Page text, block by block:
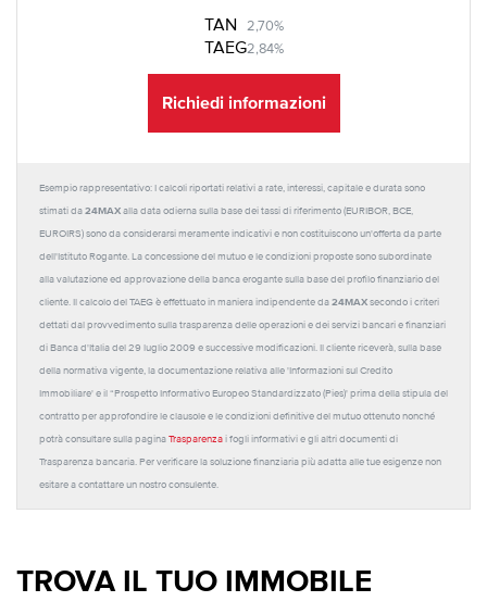
TAN 2,70%
TAEG2,84%
Richiedi informazioni
Esempio rappresentativo: I calcoli riportati relativi a rate, interessi, capitale e durata sono
stimati da 24MAX alla data odierna sulla base dei tassi di riferimento (EURIBOR, BCE,
EUROIRS) sono da considerarsi meramente indicativi e non costituiscono un'offerta da parte
dell'Istituto Rogante. La concessione del mutuo e le condizioni proposte sono subordinate
alla valutazione ed approvazione della banca erogante sulla base del profilo finanziario del
cliente. Il calcolo del TAEG è effettuato in maniera indipendente da 24MAX secondo i criteri
dettati dal provvedimento sulla trasparenza delle operazioni e dei servizi bancari e finanziari
di Banca d'Italia del 29 luglio 2009 e successive modificazioni. Il cliente riceverà, sulla base
della normativa vigente, la documentazione relativa alle 'Informazioni sul Credito
Immobiliare' e il “Prospetto Informativo Europeo Standardizzato (Pies)' prima della stipula del
contratto per approfondire le clausole e le condizioni definitive del mutuo ottenuto nonché
potrà consultare sulla pagina Trasparenza i fogli informativi e gli altri documenti di
Trasparenza bancaria. Per verificare la soluzione finanziaria più adatta alle tue esigenze non
esitare a contattare un nostro consulente.
TROVA IL TUO IMMOBILE